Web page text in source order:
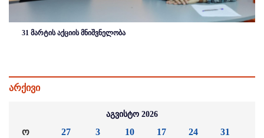
31 მარტის აქციის მნიშვნელობა
არქივი
აგვისტო 2026
ო 27 3 10 17 24 31